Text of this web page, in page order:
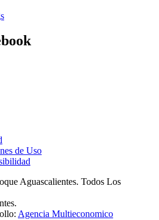
de Uso
Aguascalientes. Todos Los
Agencia Multieconomico